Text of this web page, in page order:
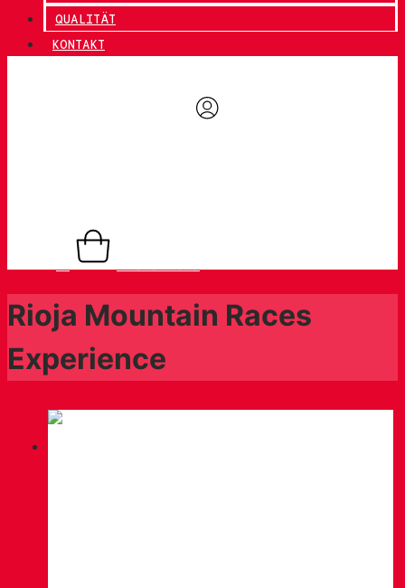
QUALITÄT
KONTAKT
Rioja Mountain Races
Experience